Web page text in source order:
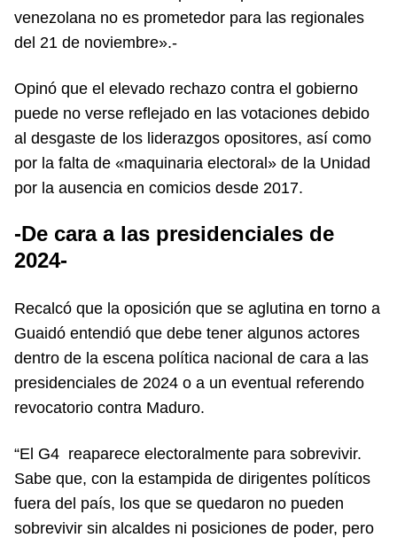
venezolana no es prometedor para las regionales
del 21 de noviembre».-
Opinó que el elevado rechazo contra el gobierno
puede no verse reflejado en las votaciones debido
al desgaste de los liderazgos opositores, así como
por la falta de «maquinaria electoral» de la Unidad
por la ausencia en comicios desde 2017.
-De cara a las presidenciales de
2024-
Recalcó que la oposición que se aglutina en torno a
Guaidó entendió que debe tener algunos actores
dentro de la escena política nacional de cara a las
presidenciales de 2024 o a un eventual referendo
revocatorio contra Maduro.
“El G4 reaparece electoralmente para sobrevivir.
Sabe que, con la estampida de dirigentes políticos
fuera del país, los que se quedaron no pueden
sobrevivir sin alcaldes ni posiciones de poder, pero